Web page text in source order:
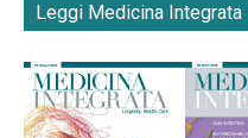
Leggi Medicina Integrata